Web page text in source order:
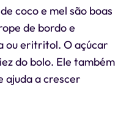
coco e mel são boas
de bordo e
ou eritritol. O açúcar
do bolo. Ele também
ajuda a crescer